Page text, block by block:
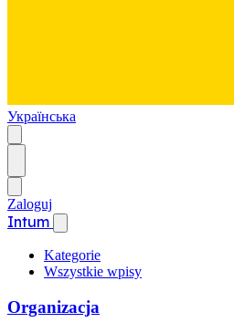
Українська
Zaloguj
Intum
Kategorie
Wszystkie wpisy
Organizacja